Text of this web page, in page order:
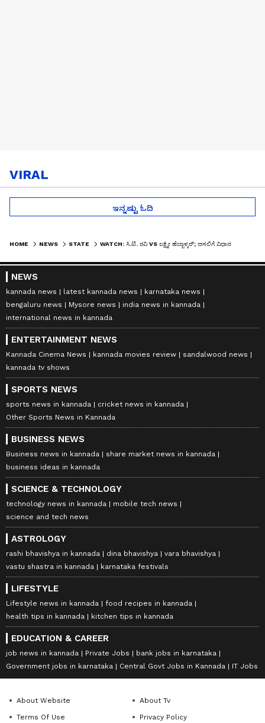
VIRAL
ಇನ್ನಷ್ಟು ಓದಿ
HOME NEWS STATE
NEWS
kannada news latest kannada news
karnataka news
bengaluru news
Mysore news
india news in kannada
international news in kannada
ENTERTAINMENT NEWS
Kannada Cinema News kannada movies review
sandalwood news
kannada tv shows
SPORTS NEWS
sports news in kannada
cricket news in kannada
Other Sports News in Kannada
BUSINESS NEWS
Business news in kannada
share market news in kannada
business ideas in kannada
SCIENCE & TECHNOLOGY
technology news in kannada
mobile tech news
science and tech news
ASTROLOGY
rashi bhavishya in kannada dina bhavishya
vara bhavishya
vastu shastra in kannada
karnataka festivals
LIFESTYLE
Lifestyle news in kannada
food recipes in kannada
health tips in kannada
kitchen tips in kannada
EDUCATION & CAREER
job news in kannada Private Jobs
bank jobs in karnataka
Government jobs in karnataka
Central Govt Jobs in Kannada IT Jobs
About Website
About Tv
Terms Of Use
Privacy Policy